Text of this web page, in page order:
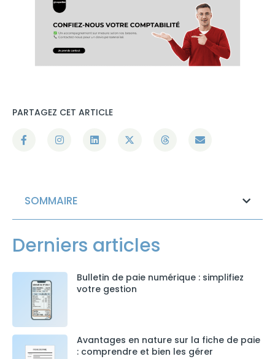
SOMMAIRE
Derniers articles
Bulletin de paie numérique : simplifiez
votre gestion
Avantages en nature sur la fiche de paie
: comprendre et bien les gérer
PARTAGEZ CET ARTICLE